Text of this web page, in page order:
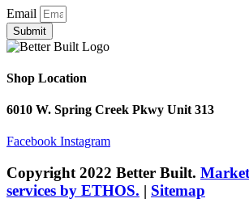
Email
Submit
Shop Location
6010 W. Spring Creek Pkwy Unit 313
Facebook Instagram
Copyright 2022 Better Built.
services by ETHOS. | Sitemap